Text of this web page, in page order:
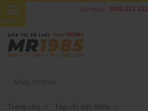
Trang chủ / Tạp chí sức khỏe
/
Gọi ngay : 0858 221 222